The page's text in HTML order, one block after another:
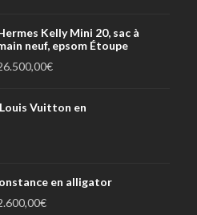
initial
était :
950,00€.
actuel
est :
Kelly Mini 20, sac à
neuf, epsom Étoupe
€
Vuitton en
en alligator
€